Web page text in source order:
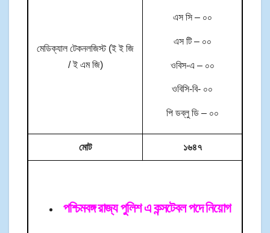
মেডিক্যাল টেকনলজিস্ট (ই ই জি
/ ই এম জি)
এস সি – ০০
এস টি – ০০
ওবিস-এ – ০০
ওবিসি-বি- ০০
পি ডব্লু ডি – ০০
মোট ১৬৪৭
পশ্চিমবঙ্গ রাজ্য পুলিশ এ কন্সটেবল পদে নিয়োগ